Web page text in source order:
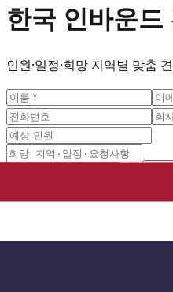
한국 인바운드
인원·일정·희망 지역별 맞춤